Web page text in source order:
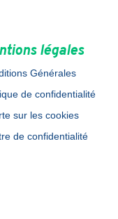
légales
Générales
de confidentialité
sur les cookies
de confidentialité